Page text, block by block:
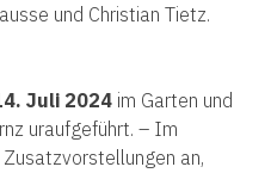
und Christian Tietz.
Juli 2024 im Garten und
uraufgeführt. – Im
an,